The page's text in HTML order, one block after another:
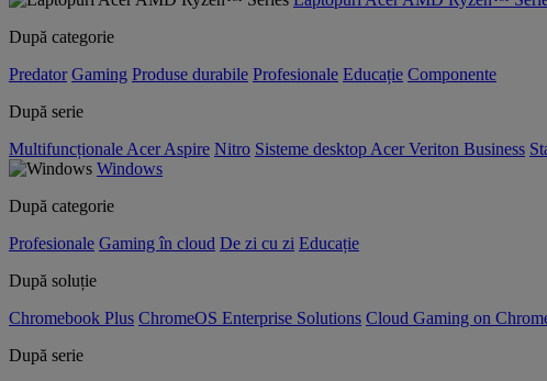
După categorie
Predator Gaming Produse durabile Profesionale Educație Componente
După serie
Multifuncționale Acer Aspire Nitro Sisteme desktop Acer Veriton Business
Windows
După categorie
Profesionale Gaming în cloud De zi cu zi Educație
După soluție
Chromebook Plus ChromeOS Enterprise Solutions Cloud Gaming on
După serie